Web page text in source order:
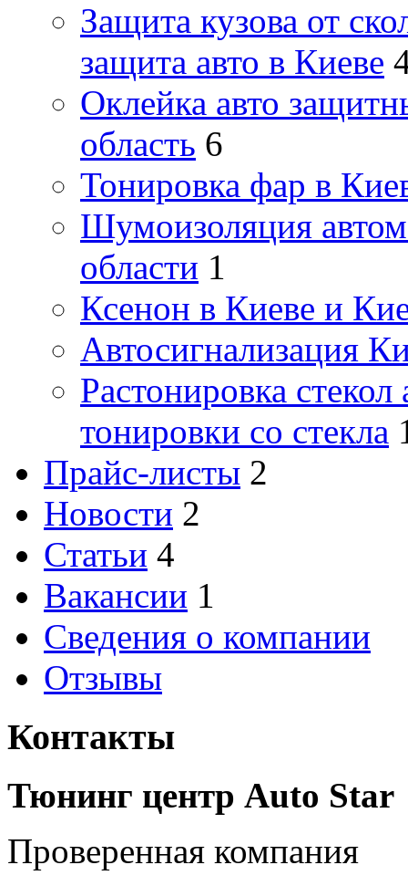
Защита кузова от
защита авто в Киеве
Оклейка авто
область 6
Тонировка фар в
Шумоизоляция
области 1
Ксенон в Киеве и
Автосигнализация
Растонировка
тонировки со стекла
Прайс-листы 2
Новости 2
Статьи 4
Вакансии 1
Сведения о компании
Отзывы
Контакты
Тюнинг центр Auto Star
Проверенная компания